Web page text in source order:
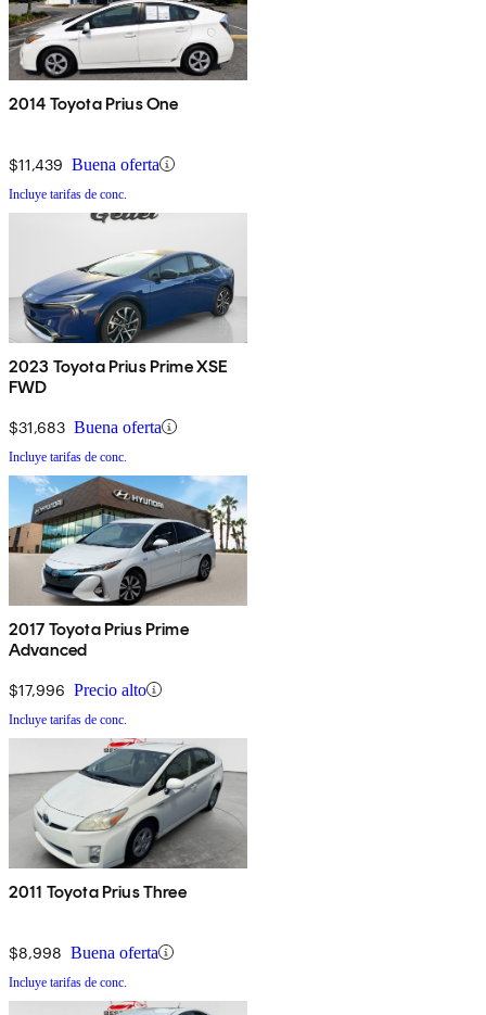
2014 Toyota Prius One
$11,439 Buena oferta
Incluye tarifas de conc.
2023 Toyota Prius Prime XSE
FWD
$31,683 Buena oferta
Incluye tarifas de conc.
2017 Toyota Prius Prime
Advanced
$17,996 Precio alto
Incluye tarifas de conc.
2011 Toyota Prius Three
$8,998 Buena oferta
Incluye tarifas de conc.